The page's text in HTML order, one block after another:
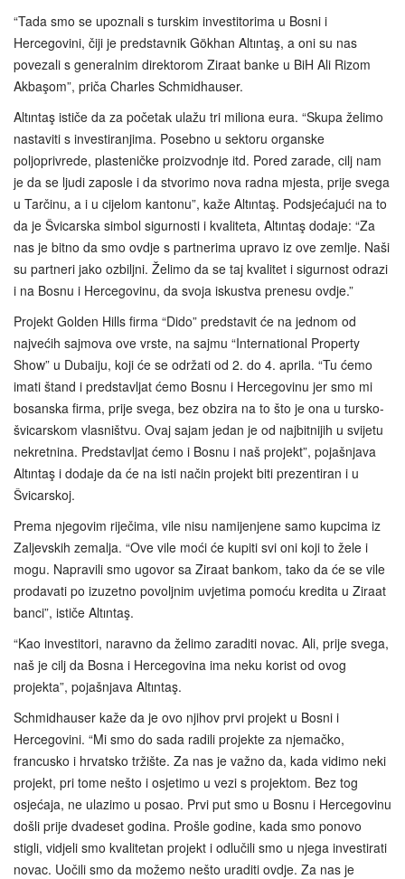
“Tada smo se upoznali s turskim investitorima u Bosni i
Hercegovini, čiji je predstavnik Gökhan Altıntaş, a oni su nas
povezali s generalnim direktorom Ziraat banke u BiH Ali Rizom
Akbaşom”, priča Charles Schmidhauser.
Altıntaş ističe da za početak ulažu tri miliona eura. “Skupa želimo
nastaviti s investiranjima. Posebno u sektoru organske
poljoprivrede, plasteničke proizvodnje itd. Pored zarade, cilj nam
je da se ljudi zaposle i da stvorimo nova radna mjesta, prije svega
u Tarčinu, a i u cijelom kantonu”, kaže Altıntaş. Podsjećajući na to
da je Švicarska simbol sigurnosti i kvaliteta, Altıntaş dodaje: “Za
nas je bitno da smo ovdje s partnerima upravo iz ove zemlje. Naši
su partneri jako ozbiljni. Želimo da se taj kvalitet i sigurnost odrazi
i na Bosnu i Hercegovinu, da svoja iskustva prenesu ovdje.”
Projekt Golden Hills firma “Dido” predstavit će na jednom od
najvećih sajmova ove vrste, na sajmu “International Property
Show” u Dubaiju, koji će se održati od 2. do 4. aprila. “Tu ćemo
imati štand i predstavljat ćemo Bosnu i Hercegovinu jer smo mi
bosanska firma, prije svega, bez obzira na to što je ona u tursko-
švicarskom vlasništvu. Ovaj sajam jedan je od najbitnijih u svijetu
nekretnina. Predstavljat ćemo i Bosnu i naš projekt”, pojašnjava
Altıntaş i dodaje da će na isti način projekt biti prezentiran i u
Švicarskoj.
Prema njegovim riječima, vile nisu namijenjene samo kupcima iz
Zaljevskih zemalja. “Ove vile moći će kupiti svi oni koji to žele i
mogu. Napravili smo ugovor sa Ziraat bankom, tako da će se vile
prodavati po izuzetno povoljnim uvjetima pomoću kredita u Ziraat
banci”, ističe Altıntaş.
“Kao investitori, naravno da želimo zaraditi novac. Ali, prije svega,
naš je cilj da Bosna i Hercegovina ima neku korist od ovog
projekta”, pojašnjava Altıntaş.
Schmidhauser kaže da je ovo njihov prvi projekt u Bosni i
Hercegovini. “Mi smo do sada radili projekte za njemačko,
francusko i hrvatsko tržište. Za nas je važno da, kada vidimo neki
projekt, pri tome nešto i osjetimo u vezi s projektom. Bez tog
osjećaja, ne ulazimo u posao. Prvi put smo u Bosnu i Hercegovinu
došli prije dvadeset godina. Prošle godine, kada smo ponovo
stigli, vidjeli smo kvalitetan projekt i odlučili smo u njega investirati
novac. Uočili smo da možemo nešto uraditi ovdje. Za nas je